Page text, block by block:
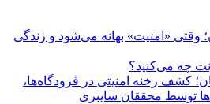
وقتی «امنیت» بهانه می‌شود و زندگی
چه می‌کنید؟
کشف رخنه امنیتی در فرودگاه‌ها،
توسط محققان سایبری